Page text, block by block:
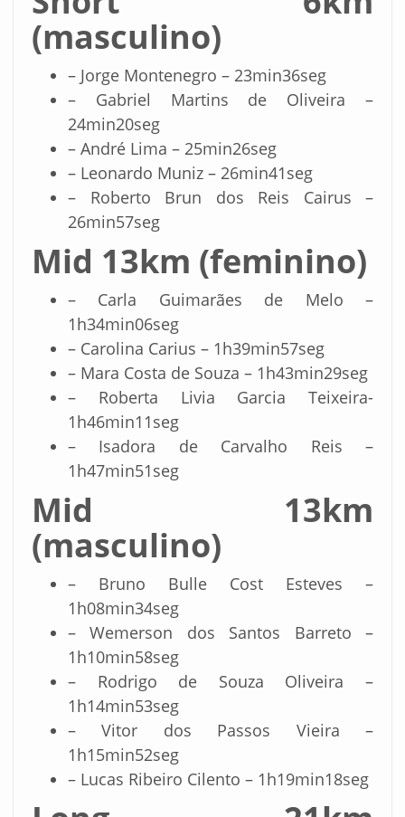
(masculino)
– Jorge Montenegro – 23min36seg
– Gabriel Martins de Oliveira –
24min20seg
– André Lima – 25min26seg
– Leonardo Muniz – 26min41seg
– Roberto Brun dos Reis Cairus –
26min57seg
Mid 13km (feminino)
– Carla Guimarães de Melo –
1h34min06seg
– Carolina Carius – 1h39min57seg
– Mara Costa de Souza – 1h43min29seg
– Roberta Livia Garcia Teixeira-
1h46min11seg
– Isadora de Carvalho Reis –
1h47min51seg
Mid 13km
(masculino)
– Bruno Bulle Cost Esteves –
1h08min34seg
– Wemerson dos Santos Barreto –
1h10min58seg
– Rodrigo de Souza Oliveira –
1h14min53seg
– Vitor dos Passos Vieira –
1h15min52seg
– Lucas Ribeiro Cilento – 1h19min18seg